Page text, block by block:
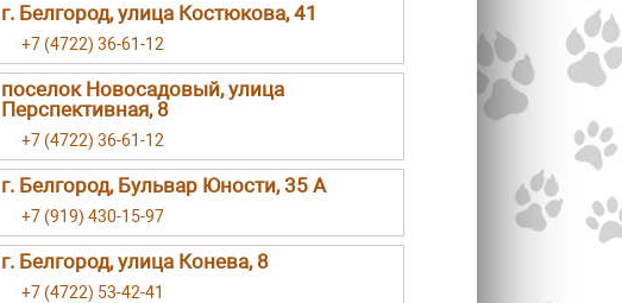
г. Белгород, улица Костюкова, 41
+7 (4722) 36-61-12
поселок Новосадовый, улица
Перспективная, 8
+7 (4722) 36-61-12
г. Белгород, Бульвар Юности, 35 А
+7 (919) 430-15-97
г. Белгород, улица Конева, 8
+7 (4722) 53-42-41